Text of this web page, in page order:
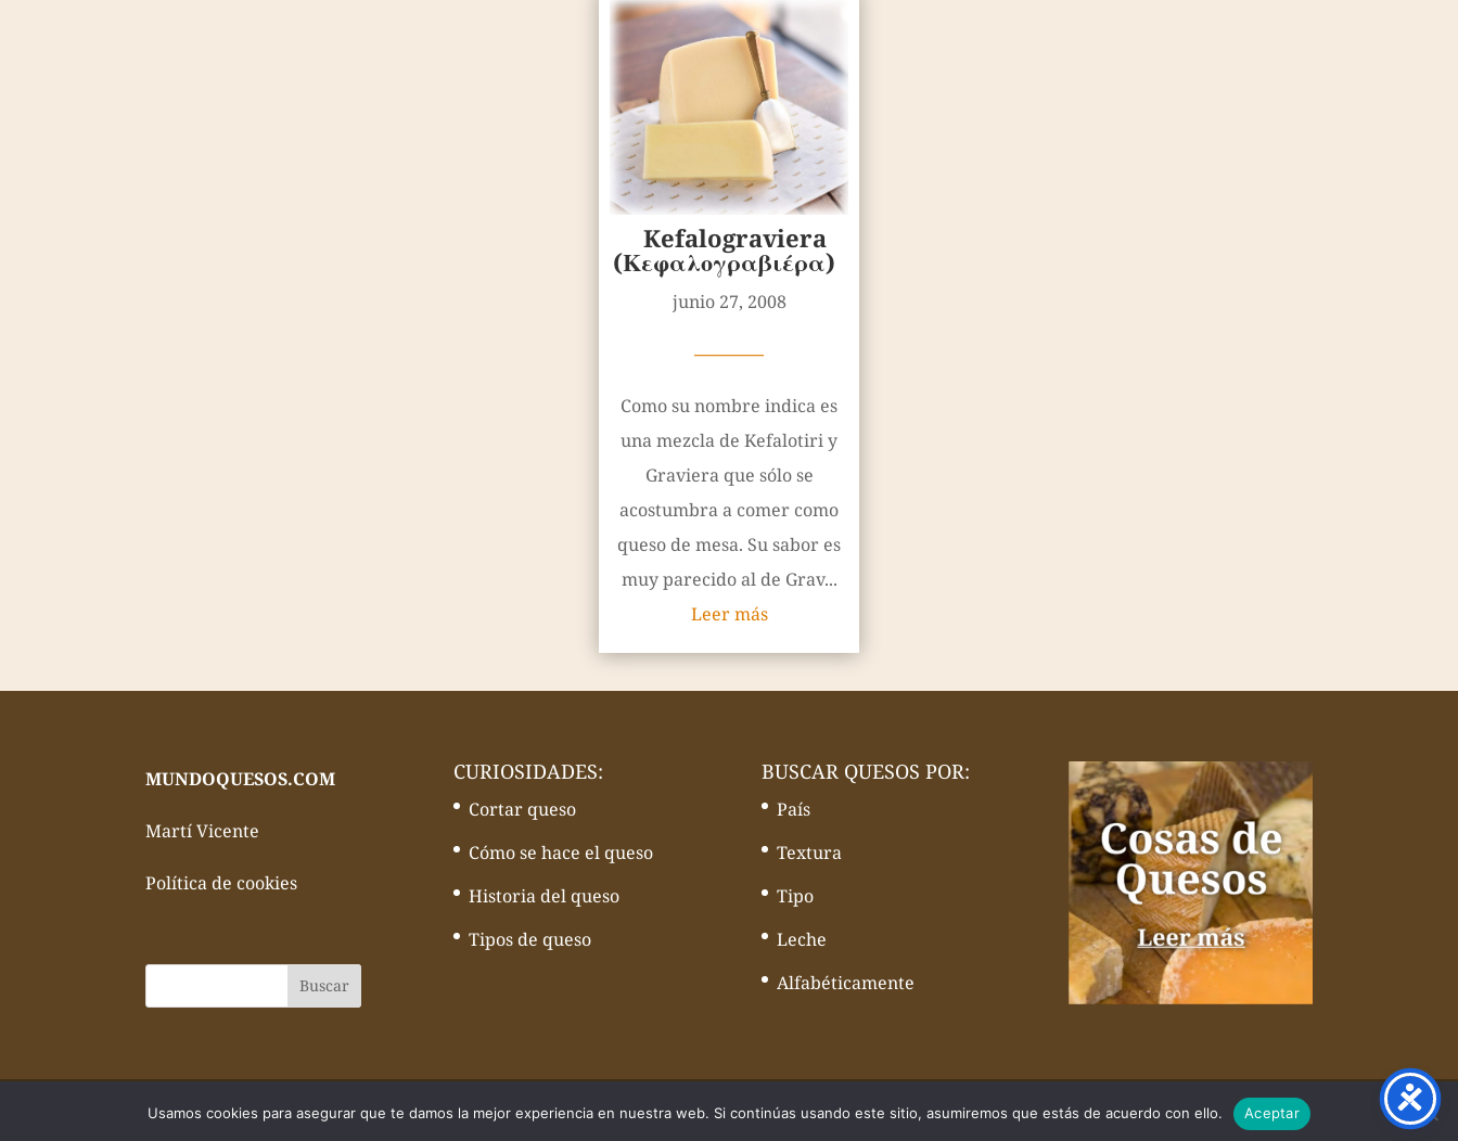
Kefalograviera
(Κεφαλογραβιέρα)
junio 27, 2008
————
Como su nombre indica es
una mezcla de Kefalotiri y
Graviera que sólo se
acostumbra a comer como
queso de mesa. Su sabor es
muy parecido al de Grav...
Leer más
MUNDOQUESOS.COM
Martí Vicente
Política de cookies
CURIOSIDADES:
Cortar queso
Cómo se hace el queso
Historia del queso
Tipos de queso
BUSCAR QUESOS POR:
País
Textura
Tipo
Leche
Alfabéticamente
© Todos los derechos reservados Mundoquesos - Web desarrollado porVolcànic Internet
Usamos cookies para asegurar que te damos la mejor experiencia en nuestra web. Si continúas usando este sitio, asumiremos que estás de acuerdo con ello. Aceptar